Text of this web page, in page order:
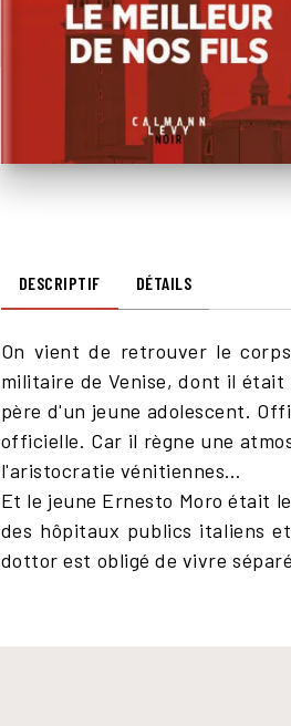
DESCRIPTIF DÉTAILS
On vient de retrouver le
militaire de Venise, dont il
père d'un jeune adolescent.
officielle. Car il règne une
l'aristocratie vénitiennes…
Et le jeune Ernesto Moro était
des hôpitaux publics italiens
dottor est obligé de vivre